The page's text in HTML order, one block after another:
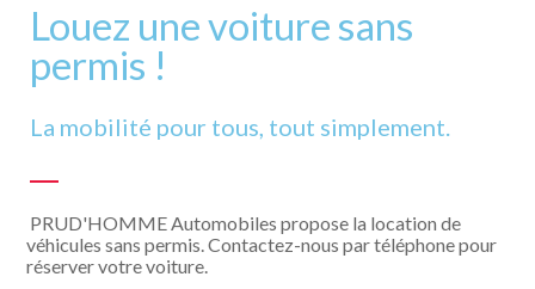
Louez une voiture sans
permis !
La mobilité pour tous, tout simplement.
PRUD'HOMME Automobiles propose la location de
véhicules sans permis. Contactez-nous par téléphone pour
réserver votre voiture.